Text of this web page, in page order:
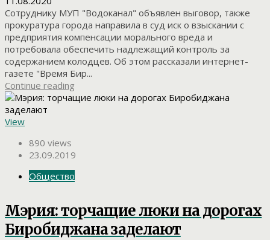
Сотруднику МУП "Водоканал" объявлен выговор, также
прокуратура города направила в суд иск о взыскании с
предприятия компенсации морального вреда и
потребовала обеспечить надлежащий контроль за
содержанием колодцев. Об этом рассказали интернет-
газете "Время Бир...
Continue reading
View
890 views
23.09.2019
Общество
Мэрия: торчащие люки на дорогах
Биробиджана заделают